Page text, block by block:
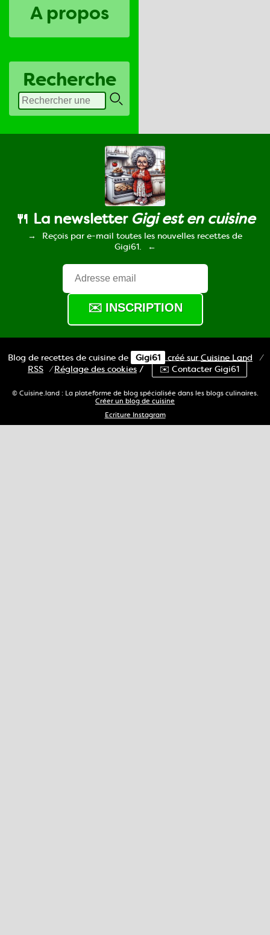
A propos
Recherche
🍴 La newsletter Gigi est en cuisine
Reçois par e-mail toutes les nouvelles recettes de
Gigi61.
Blog de recettes de cuisine de Gigi61 créé sur Cuisine Land
⁄
RSS ⁄Réglage des cookies / ✉️ Contacter Gigi61
© Cuisine.land : La plateforme de blog spécialisée dans les blogs culinaires.
Créer un blog de cuisine
Ecriture Instagram